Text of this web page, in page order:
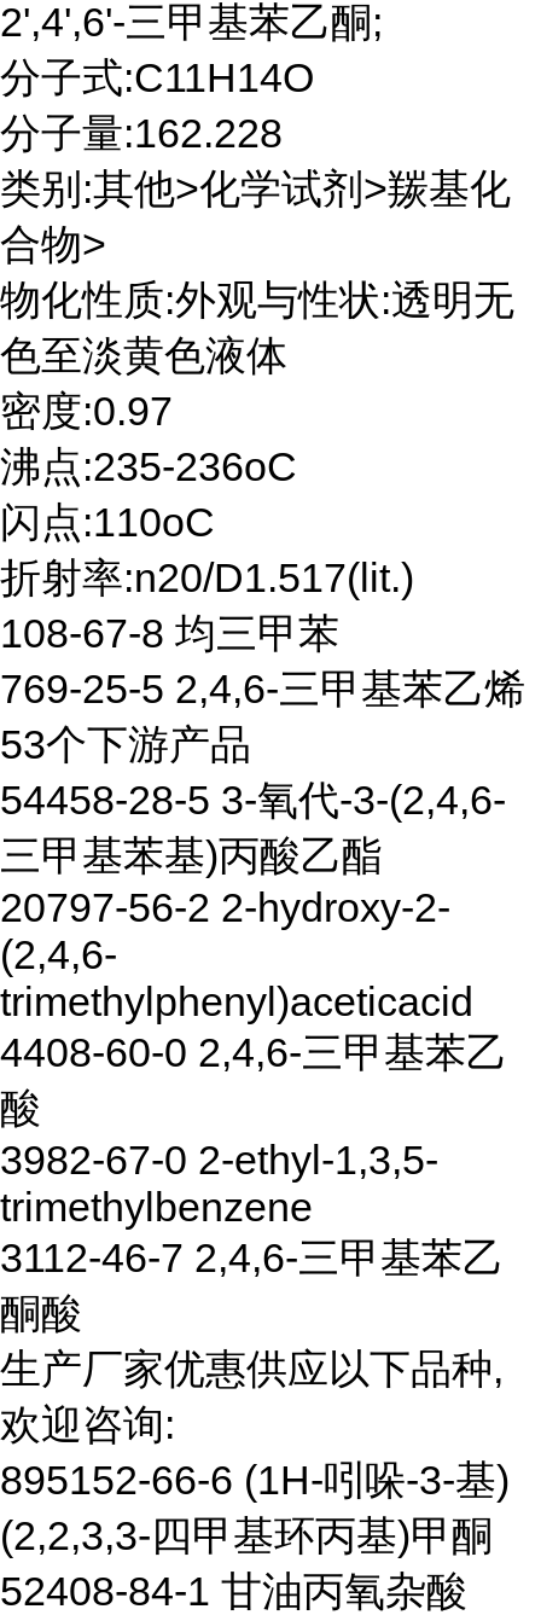
2',4',6'-三甲基苯乙酮;
分子式:C11H14O
分子量:162.228
类别:其他>化学试剂>羰基化
合物>
物化性质:外观与性状:透明无
色至淡黄色液体
密度:0.97
沸点:235-236oC
闪点:110oC
折射率:n20/D1.517(lit.)
108-67-8 均三甲苯
769-25-5 2,4,6-三甲基苯乙烯
53个下游产品
54458-28-5 3-氧代-3-(2,4,6-
三甲基苯基)丙酸乙酯
20797-56-2 2-hydroxy-2-
(2,4,6-
trimethylphenyl)aceticacid
4408-60-0 2,4,6-三甲基苯乙
酸
3982-67-0 2-ethyl-1,3,5-
trimethylbenzene
3112-46-7 2,4,6-三甲基苯乙
酮酸
生产厂家优惠供应以下品种,
欢迎咨询:
895152-66-6 (1H-吲哚-3-基)
(2,2,3,3-四甲基环丙基)甲酮
52408-84-1 甘油丙氧杂酸